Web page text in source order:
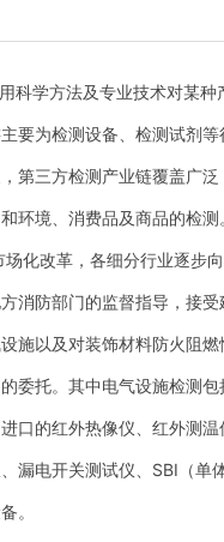
科学方法及专业技术对某
要为检测设备、检测试剂
三方检测产业链覆盖广泛
环境、消费品及商品的检
化改革，各细分行业逐步向
消防部门的监督指导，接
施以及对装饰材料防火阻
委托。其中电气设施检测
口的红外热像仪、红外测
漏电开关测试仪、SBI（单
。